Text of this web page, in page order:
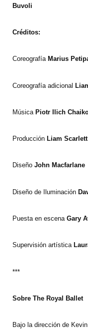
Buvoli
Créditos:
Coreografía Marius
Coreografía adicional
Música Piotr Ilich
Producción Liam Scarlett
Diseño John Macfarlane
Diseño de Iluminación
Puesta en escena Gary
Supervisión artística
***
Sobre The Royal Ballet
Bajo la dirección de